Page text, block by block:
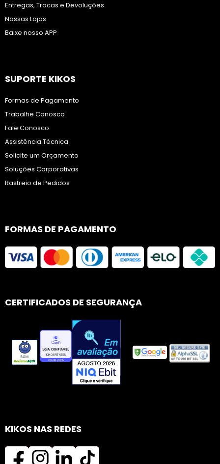
Entregas, Trocas e Devoluções
Nossas Lojas
Baixe nosso APP
SUPORTE KIKOS
Formas de Pagamento
Trabalhe Conosco
Fale Conosco
Assistência Técnica
Solicite um Orçamento
Soluções Corporativas
Rastreio de Pedidos
FORMAS DE PAGAMENTO
CERTIFICADOS DE SEGURANÇA
KIKOS NAS REDES